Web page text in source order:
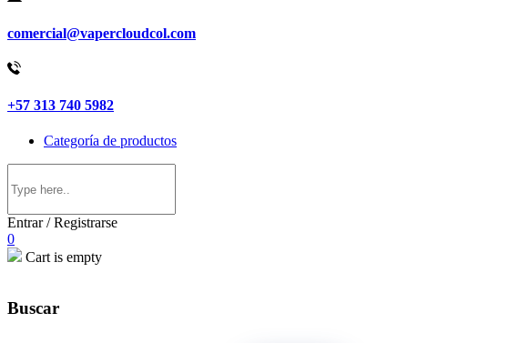
comercial@vapercloudcol.com
+57 313 740 5982
Categoría de productos
Entrar / Registrarse
0
Cart is empty
Buscar